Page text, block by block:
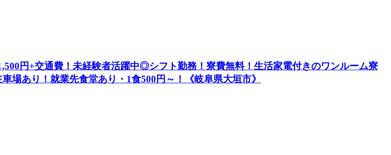
円+交通費！未経験者活躍中◎シフト勤務！寮費無料！生活家電付きのワンルーム寮
場あり！就業先食堂あり・1食500円～！《岐阜県大垣市》